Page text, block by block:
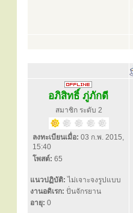
อภิสิทธิ์ ภู่ภักดี
สมาชิก ระดับ 2
ลงทะเบียนเมื่อ: 03 ก.พ. 2015,
15:40
โพสต์: 65
แนวปฏิบัติ: ไม่เจาะจงรูปแบบ
งานอดิเรก: ปั่นจักรยาน
อายุ: 0